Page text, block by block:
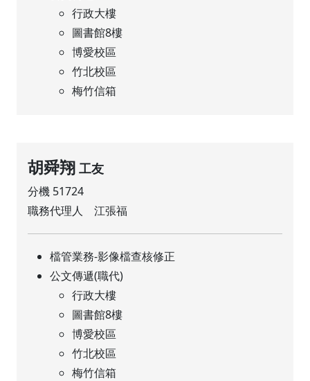
行政大樓
圖書館8樓
博愛校區
竹北校區
梅竹信箱
胡舜翔 工友
分機 51724
職務代理人 江張福
檔管業務-影像檔查核修正
公文傳遞(職代)
行政大樓
圖書館8樓
博愛校區
竹北校區
梅竹信箱